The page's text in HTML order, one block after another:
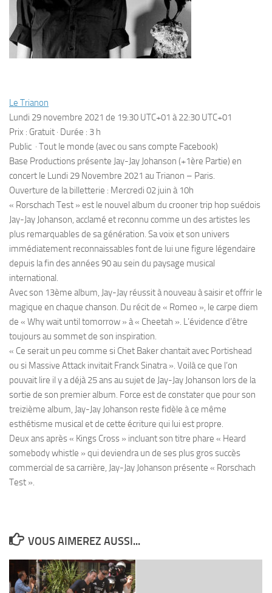
Le Trianon
Lundi 29 novembre 2021 de 19:30 UTC+01 à 22:30 UTC+01
Prix : Gratuit · Durée : 3 h
Public · Tout le monde (avec ou sans compte Facebook)
Base Productions présente Jay-Jay Johanson (+1ère Partie) en
concert le Lundi 29 Novembre 2021 au Trianon – Paris.
Ouverture de la billetterie : Mercredi 02 juin à 10h
« Rorschach Test » est le nouvel album du crooner trip hop suédois
Jay-Jay Johanson, acclamé et reconnu comme un des artistes les
plus remarquables de sa génération. Sa voix et son univers
immédiatement reconnaissables font de lui une figure légendaire
depuis la fin des années 90 au sein du paysage musical
international.
Avec son 13ème album, Jay-Jay réussit à nouveau à saisir et offrir le
magique en chaque chanson. Du récit de « Romeo », le carpe diem
de « Why wait until tomorrow » à « Cheetah ». L’évidence d’être
toujours au sommet de son inspiration.
« Ce serait un peu comme si Chet Baker chantait avec Portishead
ou si Massive Attack invitait Franck Sinatra ». Voilà ce que l’on
pouvait lire il y a déjà 25 ans au sujet de Jay-Jay Johanson lors de la
sortie de son premier album. Force est de constater que pour son
treizième album, Jay-Jay Johanson reste fidèle à ce même
esthétisme musical et de cette écriture qui lui est propre.
Deux ans après « Kings Cross » incluant son titre phare « Heard
somebody whistle » qui deviendra un de ses plus gros succès
commercial de sa carrière, Jay-Jay Johanson présente « Rorschach
Test ».
VOUS AIMEREZ AUSSI...